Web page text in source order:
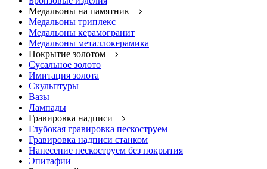
Медальоны на памятник
Медальоны триплекс
Медальоны керамогранит
Медальоны металлокерамика
Покрытие золотом
Сусальное золото
Имитация золота
Скульптуры
Вазы
Лампады
Гравировка надписи
Глубокая гравировка пескоструем
Гравировка надписи станком
Нанесение пескоструем без покрытия
Эпитафии